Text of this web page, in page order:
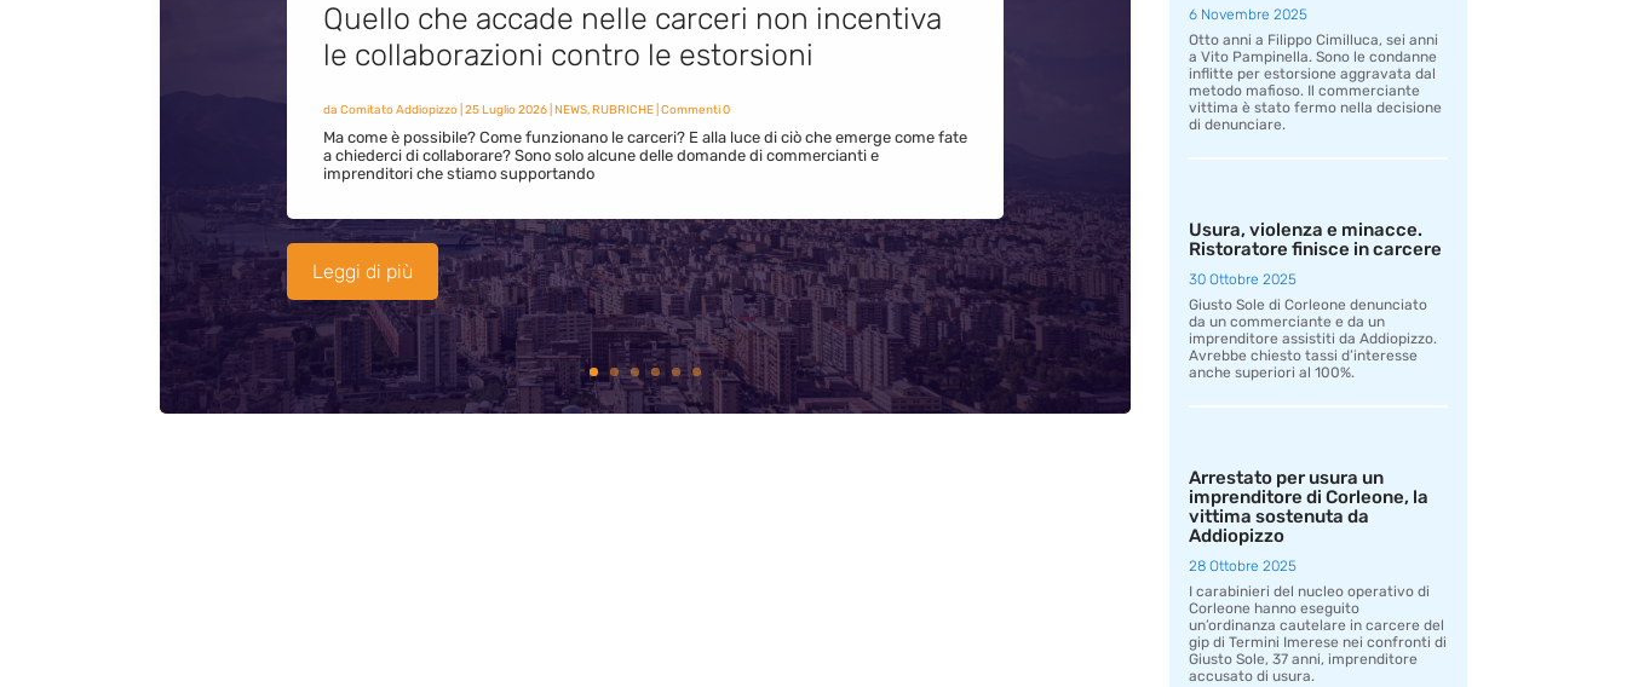
Quello che accade nelle carceri non incentiva
le collaborazioni contro le estorsioni
da Comitato Addiopizzo| 25 Luglio 2026| NEWS,RUBRICHE| Commenti 0
Ma come è possibile? Come funzionano le carceri? E alla luce di ciò che emerge come fate
a chiederci di collaborare? Sono solo alcune delle domande di commercianti e
imprenditori che stiamo supportando
Leggi di più
6 Novembre 2025
Otto anni a Filippo Cimilluca, sei anni
a Vito Pampinella. Sono le condanne
inflitte per estorsione aggravata dal
metodo mafioso. Il commerciante
vittima è stato fermo nella decisione
di denunciare.
Usura, violenza e minacce.
Ristoratore finisce in carcere
30 Ottobre 2025
Giusto Sole di Corleone denunciato
da un commerciante e da un
imprenditore assistiti da Addiopizzo.
Avrebbe chiesto tassi d’interesse
anche superiori al 100%.
Arrestato per usura un
imprenditore di Corleone, la
vittima sostenuta da
Addiopizzo
28 Ottobre 2025
I carabinieri del nucleo operativo di
Corleone hanno eseguito
un’ordinanza cautelare in carcere del
gip di Termini Imerese nei confronti di
Giusto Sole, 37 anni, imprenditore
accusato di usura.